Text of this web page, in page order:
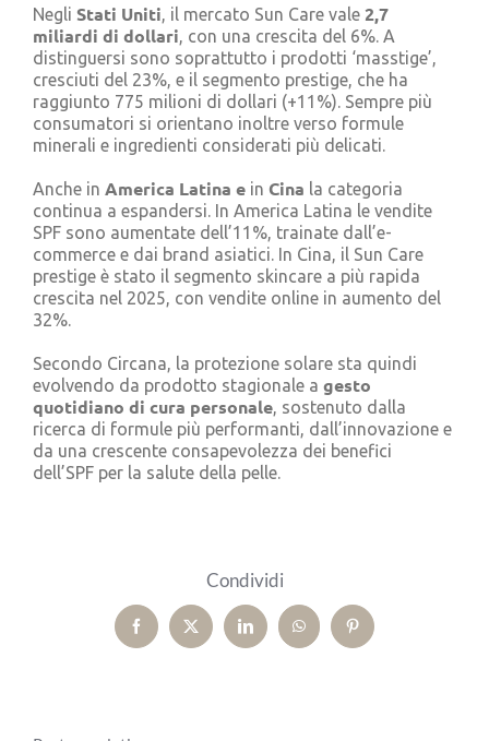
Negli Stati Uniti, il mercato Sun Care vale 2,7
miliardi di dollari, con una crescita del 6%. A
distinguersi sono soprattutto i prodotti ‘masstige’,
cresciuti del 23%, e il segmento prestige, che ha
raggiunto 775 milioni di dollari (+11%). Sempre più
consumatori si orientano inoltre verso formule
minerali e ingredienti considerati più delicati.
Anche in America Latina e in Cina la categoria
continua a espandersi. In America Latina le vendite
SPF sono aumentate dell’11%, trainate dall’e-
commerce e dai brand asiatici. In Cina, il Sun Care
prestige è stato il segmento skincare a più rapida
crescita nel 2025, con vendite online in aumento del
32%.
Secondo Circana, la protezione solare sta quindi
evolvendo da prodotto stagionale a gesto
quotidiano di cura personale, sostenuto dalla
ricerca di formule più performanti, dall’innovazione e
da una crescente consapevolezza dei benefici
dell’SPF per la salute della pelle.
Condividi
FacebookX LinkedInWhatsAppPinterest